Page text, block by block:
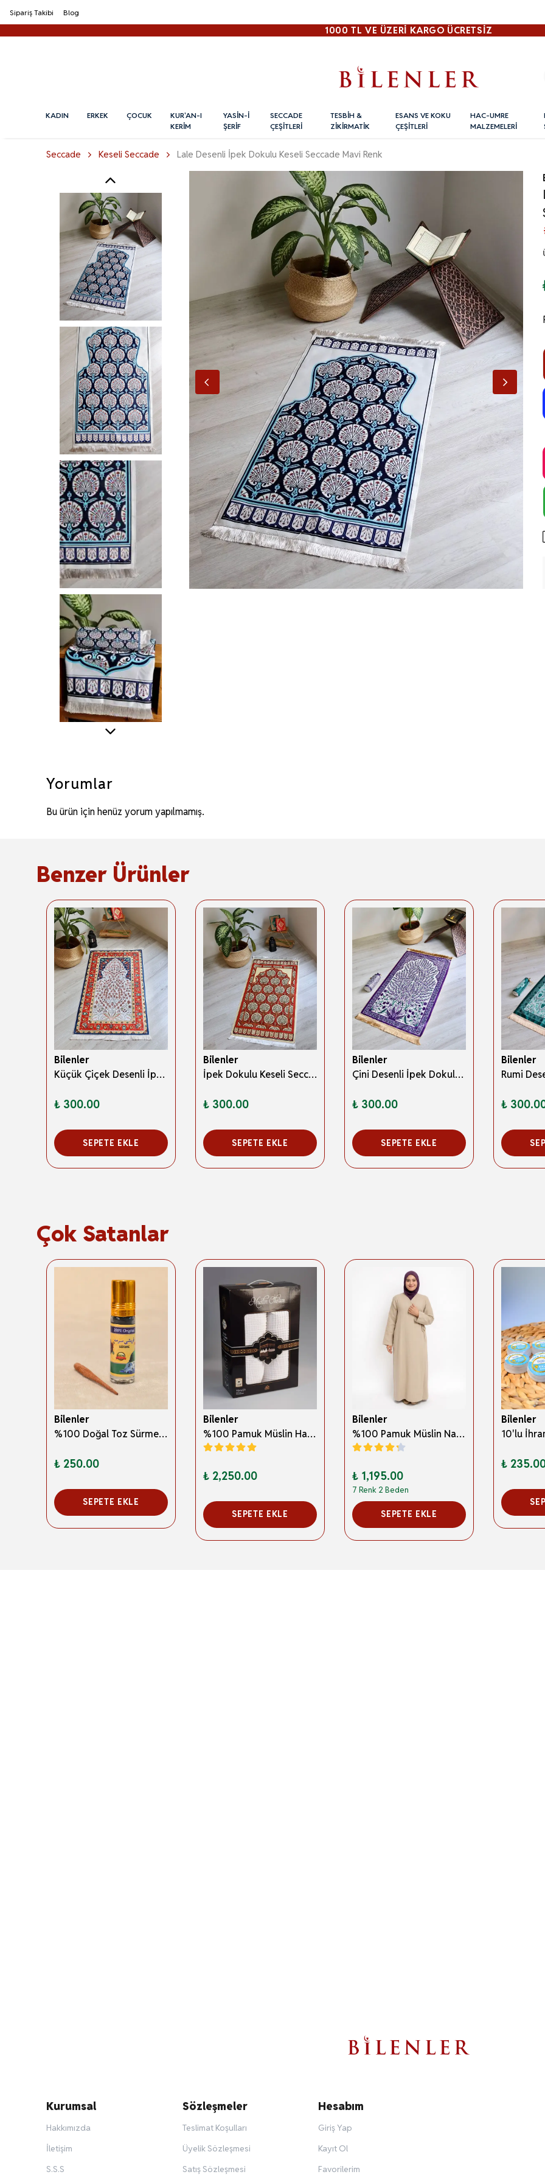
Sipariş Takibi Blog
1000 TL VE ÜZERI KARGO ÜCRETSİZ
KADIN ERKEK ÇOCUK
KUR'AN-I
KERİM
YASİN-İ
ŞERİF
SECCADE
ÇEŞİTLERİ
TESBİH &
ZİKİRMATİK
ESANS VE KOKU
ÇEŞİTLERİ
HAC-UMRE
MALZEMELERİ
Seccade Keseli Seccade Lale Desenli İpek Dokulu Keseli Seccade Mavi Renk
Yorumlar
Bu ürün için henüz yorum yapılmamış.
Benzer Ürünler
Bilenler
Küçük Çiçek Desenli İpek Dokulu Keseli Seccade Kırmızı
₺ 300.00
SEPETE EKLE
Bilenler
İpek Dokulu Keseli Seccade Çok Renkli- KT01
₺ 300.00
SEPETE EKLE
Bilenler
Çini Desenli İpek Dokulu Keseli Seccade Mor
₺ 300.00
SEPETE EKLE
Bilenler
₺
Çok Satanlar
Bilenler
%100 Doğal Toz Sürme + Ahşap Sürme Çubuğu | Geleneksel ve Orijinal Göz Sürmesi
₺ 250.00
SEPETE EKLE
Bilenler
%100 Pamuk Müslin Hac İhramı – Hafif; Dikişsiz ve Antibakteriyel
₺ 2,250.00
SEPETE EKLE
Bilenler
%100 Pamuk Müslin Namaz Elbisesi Yandan Bağlamalı -Terletmeyen Rahat Kumaş, 36-48 Beden, İbadet Kıyafeti
₺ 1,195.00
7 Renk 2 Beden
SEPETE EKLE
Bilenler
₺
Kurumsal
Hakkımızda
İletişim
S.S.S
Sözleşmeler
Teslimat Koşulları
Üyelik Sözleşmesi
Satış Sözleşmesi
Hesabım
Giriş Yap
Kayıt Ol
Favorilerim